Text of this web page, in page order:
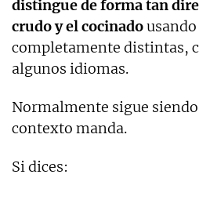
distingue de forma tan
crudo y el cocinado
completamente distintas,
algunos idiomas.
Normalmente sigue
contexto manda.
Si dices: